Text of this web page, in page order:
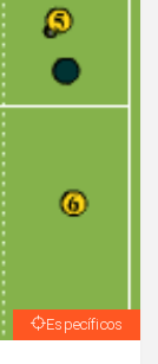
Específicos